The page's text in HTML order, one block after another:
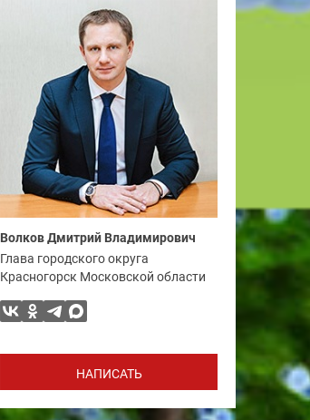
Волков Дмитрий Владимирович
Глава городского округа
Красногорск Московской области
НАПИСАТЬ